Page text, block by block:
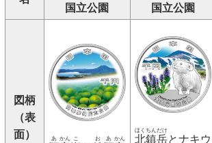
国立公園
国立公園
図柄
（表
面）
あ かん こ お あ かん 北
ほく
鎮
ちん
岳
だけ
とナキウ